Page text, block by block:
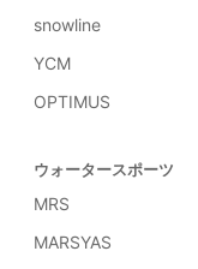
snowline
YCM
OPTIMUS
ウォータースポーツ
MRS
MARSYAS